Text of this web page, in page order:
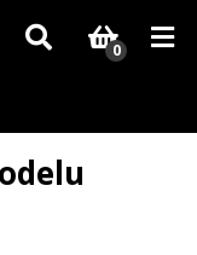
které nejsou skladem,
0